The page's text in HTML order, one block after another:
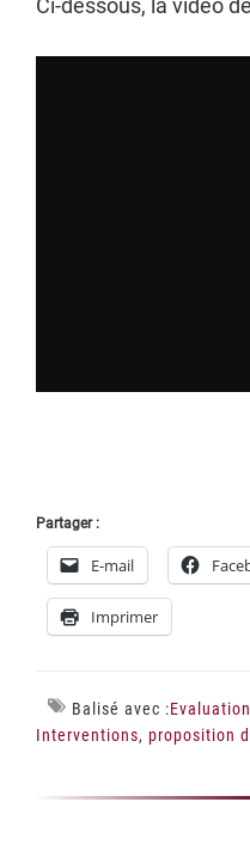
Ci-dessous, la vidéo
Partager :
E-mail
Imprimer
Balisé avec :Evaluation
Interventions, proposition